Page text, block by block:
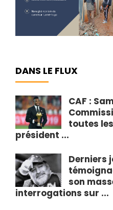
DANS LE FLUX
CAF :
toutes
président ...
Derniers
son
interrogations sur ...